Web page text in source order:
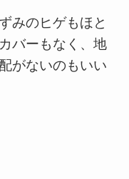
みのヒゲもほと
バーもなく、地
がないのもいい